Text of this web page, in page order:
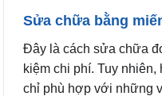
Sửa chữa bằng
Đây là cách sửa chữa
kiệm chi phí. Tuy
chỉ phù hợp với những